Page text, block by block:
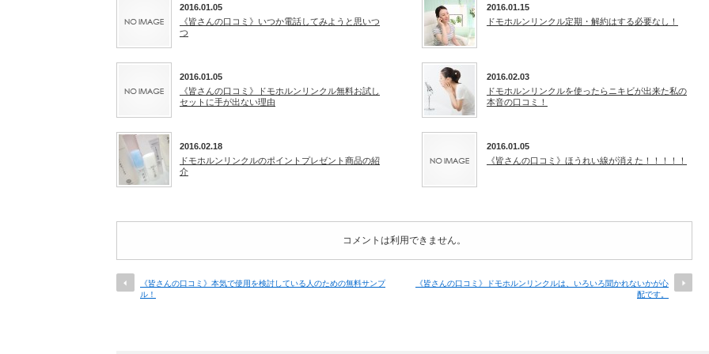
2016.01.05
《皆さんの口コミ》いつか電話してみようと思いつ
つ
2016.01.15
ドモホルンリンクル定期・解約はする必要なし！
2016.01.05
《皆さんの口コミ》ドモホルンリンクル無料お試し
セットに手が出ない理由
2016.02.03
ドモホルンリンクルを使ったらニキビが出来た私の
本音の口コミ！
2016.02.18
ドモホルンリンクルのポイントプレゼント商品の紹
介
2016.01.05
《皆さんの口コミ》ほうれい線が消えた！！！！！
コメントは利用できません。
《皆さんの口コミ》本気で使用を検討している人のための無料サンプ
ル！
《皆さんの口コミ》ドモホルンリンクルは、いろいろ聞かれないかが心
配です。